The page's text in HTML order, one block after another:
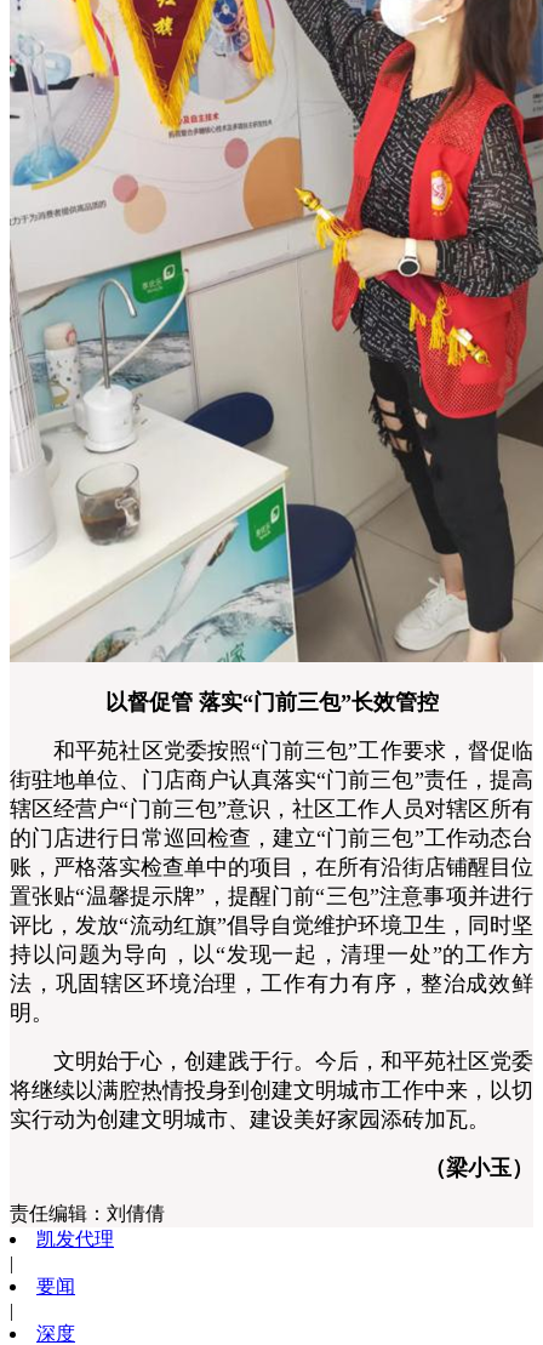
以督促管 落实“门前三包”长效管控
和平苑社区党委按照“门前三包”工作要求，督促临
街驻地单位、门店商户认真落实“门前三包”责任，提高
辖区经营户“门前三包”意识，社区工作人员对辖区所有
的门店进行日常巡回检查，建立“门前三包”工作动态台
账，严格落实检查单中的项目，在所有沿街店铺醒目位
置张贴“温馨提示牌”，提醒门前“三包”注意事项并进行
评比，发放“流动红旗”倡导自觉维护环境卫生，同时坚
持以问题为导向，以“发现一起，清理一处”的工作方
法，巩固辖区环境治理，工作有力有序，整治成效鲜
明。
文明始于心，创建践于行。今后，和平苑社区党委
将继续以满腔热情投身到创建文明城市工作中来，以切
实行动为创建文明城市、建设美好家园添砖加瓦。
（梁小玉）
责任编辑： 刘倩倩
凯发代理
|
要闻
|
深度